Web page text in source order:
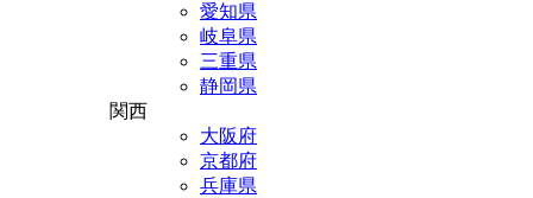
愛知県
岐阜県
三重県
静岡県
関西
大阪府
京都府
兵庫県